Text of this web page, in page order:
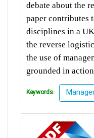
debate about the
paper contributes
disciplines in a
the reverse
the use of
grounded in
Keywords: